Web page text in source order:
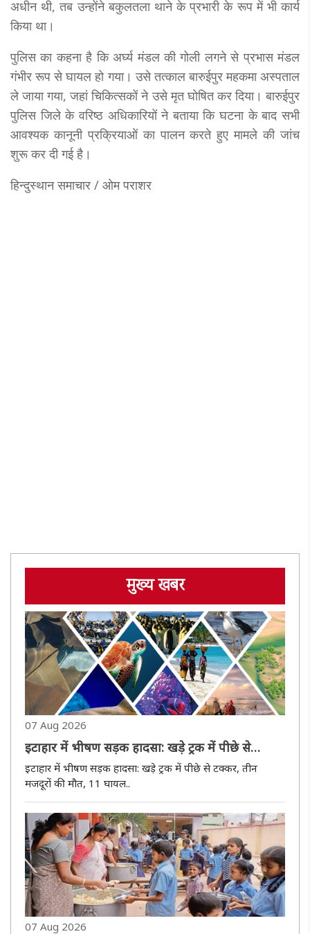
अधीन थी, तब उन्होंने बकुलतला थाने के प्रभारी के रूप में भी कार्य
किया था।
पुलिस का कहना है कि अर्घ्य मंडल की गोली लगने से प्रभास मंडल
गंभीर रूप से घायल हो गया। उसे तत्काल बारुईपुर महकमा अस्पताल
ले जाया गया, जहां चिकित्सकों ने उसे मृत घोषित कर दिया। बारुईपुर
पुलिस जिले के वरिष्ठ अधिकारियों ने बताया कि घटना के बाद सभी
आवश्यक कानूनी प्रक्रियाओं का पालन करते हुए मामले की जांच
शुरू कर दी गई है।
हिन्दुस्थान समाचार / ओम पराशर
मुख्य खबर
07 Aug 2026
इटाहार में भीषण सड़क हादसा: खड़े ट्रक में पीछे से
टक्कर, तीन मजदूरों की मौत, 11 घायल
इटाहार में भीषण सड़क हादसा: खड़े ट्रक में पीछे से टक्कर, तीन
मजदूरों की मौत, 11 घायल..
07 Aug 2026